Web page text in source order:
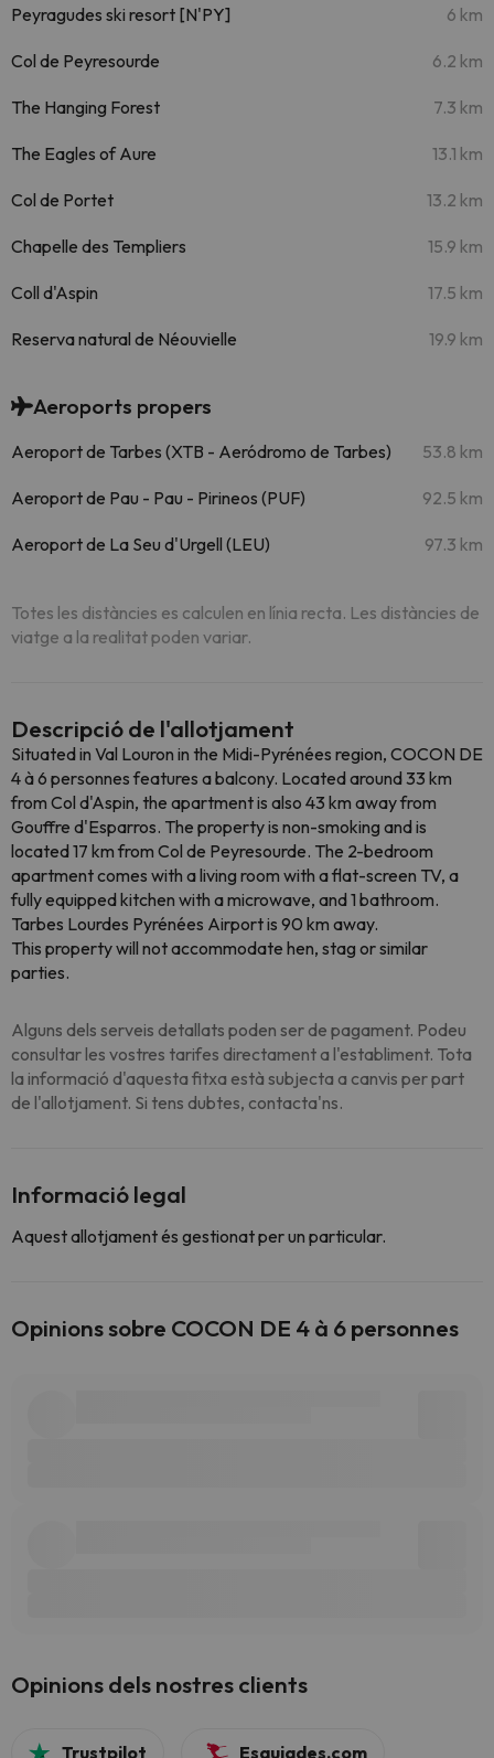
Peyragudes ski resort [N'PY] 6 km
Col de Peyresourde 6.2 km
The Hanging Forest 7.3 km
The Eagles of Aure 13.1 km
Col de Portet 13.2 km
Chapelle des Templiers 15.9 km
Coll d'Aspin 17.5 km
Reserva natural de Néouvielle 19.9 km
Aeroports propers
Aeroport de Tarbes (XTB - Aeródromo de Tarbes) 53.8 km
Aeroport de Pau - Pau - Pirineos (PUF) 92.5 km
Aeroport de La Seu d'Urgell (LEU) 97.3 km
Totes les distàncies es calculen en línia recta. Les distàncies de
viatge a la realitat poden variar.
Descripció de l'allotjament
Situated in Val Louron in the Midi-Pyrénées region, COCON DE
4 à 6 personnes features a balcony. Located around 33 km
from Col d'Aspin, the apartment is also 43 km away from
Gouffre d'Esparros. The property is non-smoking and is
located 17 km from Col de Peyresourde. The 2-bedroom
apartment comes with a living room with a flat-screen TV, a
fully equipped kitchen with a microwave, and 1 bathroom.
Tarbes Lourdes Pyrénées Airport is 90 km away.
This property will not accommodate hen, stag or similar
parties.
Alguns dels serveis detallats poden ser de pagament. Podeu
consultar les vostres tarifes directament a l'establiment. Tota
la informació d'aquesta fitxa està subjecta a canvis per part
de l'allotjament. Si tens dubtes, contacta'ns.
Informació legal
Aquest allotjament és gestionat per un particular.
Opinions sobre COCON DE 4 à 6 personnes
Opinions dels nostres clients
Trustpilot Esquiades.com